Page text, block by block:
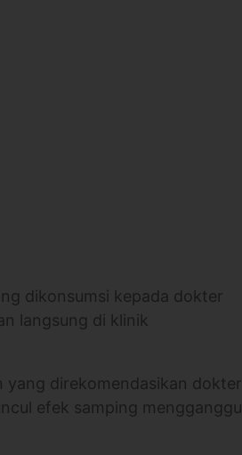
dikonsumsi kepada dokter
langsung di klinik
yang direkomendasikan dokter
efek samping mengganggu